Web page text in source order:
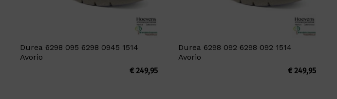
Durea 6298 095 6298 0945 1514
Avorio
€249,95
Durea 6298 092 6298 092 1514
Avorio
€249,95